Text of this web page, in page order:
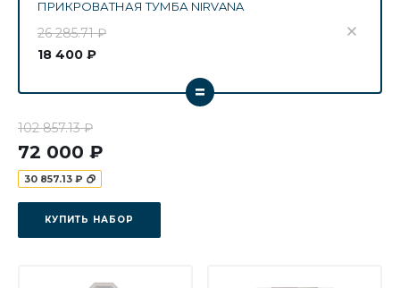
ПРИКРОВАТНАЯ ТУМБА NIRVANA
26 285.71 ₽
18 400 ₽
=
102 857.13 ₽
72 000 ₽
30 857.13 ₽
КУПИТЬ НАБОР